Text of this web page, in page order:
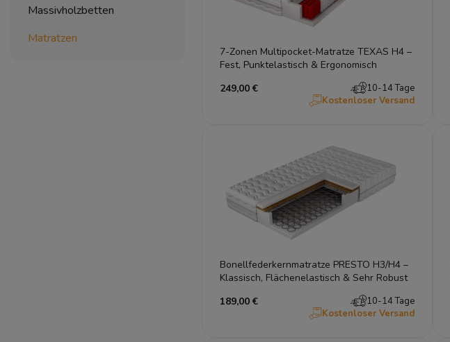
Massivholzbetten
Matratzen
7-Zonen Multipocket-Matratze TEXAS H4 –
Fest, Punktelastisch & Ergonomisch
249,00 €
10-14 Tage
Kostenloser Versand
Bonellfederkernmatratze PRESTO H3/H4 –
Klassisch, Flächenelastisch & Sehr Robust
189,00 €
10-14 Tage
Kostenloser Versand